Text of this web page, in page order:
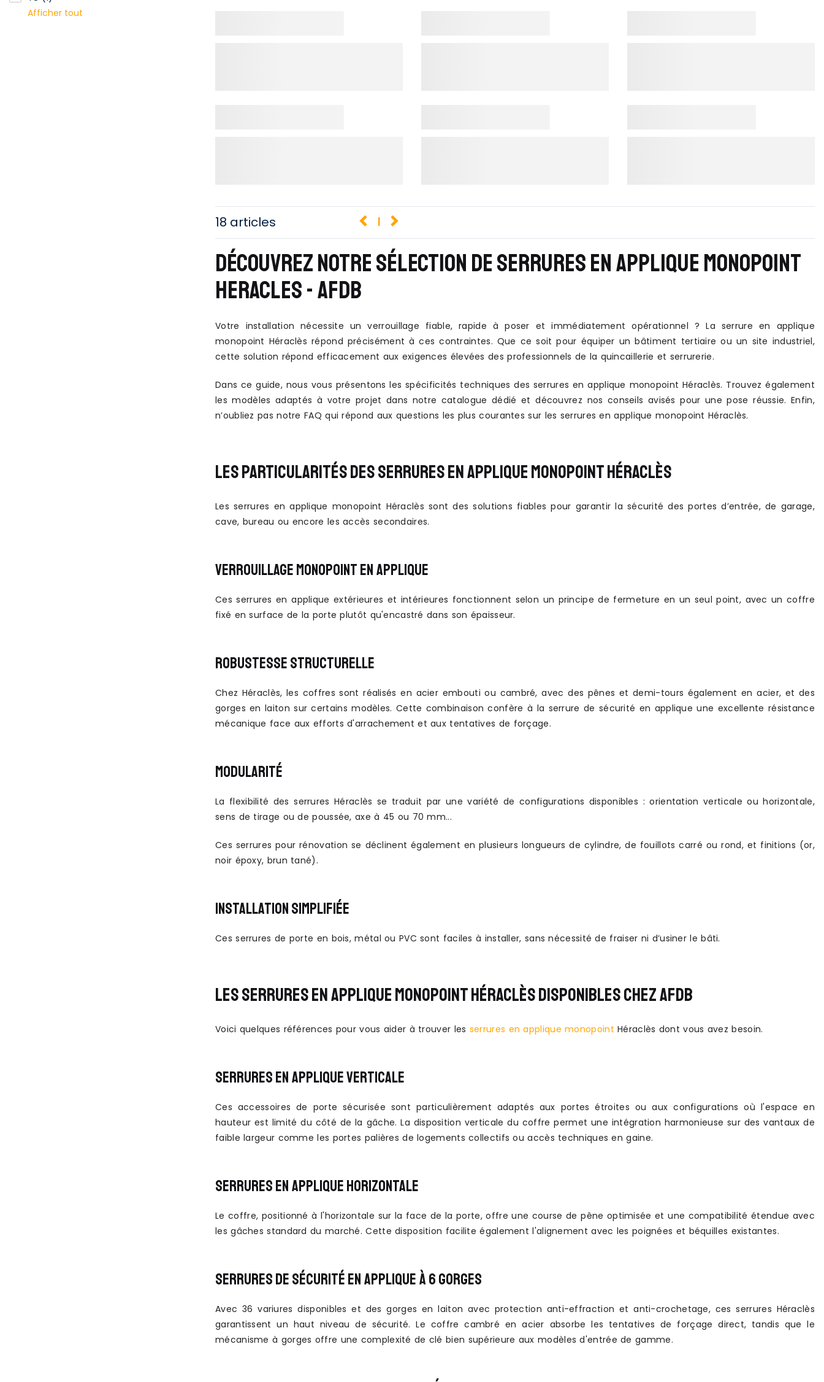
Afficher tout
18 articles 1
DÉCOUVREZ NOTRE SÉLECTION DE SERRURES EN APPLIQUE MONOPOINT
HERACLES - AFDB
Votre installation nécessite un verrouillage fiable, rapide à poser et immédiatement opérationnel ? La serrure en applique
monopoint Héraclès répond précisément à ces contraintes. Que ce soit pour équiper un bâtiment tertiaire ou un site industriel,
cette solution répond efficacement aux exigences élevées des professionnels de la quincaillerie et serrurerie.
Dans ce guide, nous vous présentons les spécificités techniques des serrures en applique monopoint Héraclès. Trouvez également
les modèles adaptés à votre projet dans notre catalogue dédié et découvrez nos conseils avisés pour une pose réussie. Enfin,
n’oubliez pas notre FAQ qui répond aux questions les plus courantes sur les serrures en applique monopoint Héraclès.
LES PARTICULARITÉS DES SERRURES EN APPLIQUE MONOPOINT HÉRACLÈS
Les serrures en applique monopoint Héraclès sont des solutions fiables pour garantir la sécurité des portes d’entrée, de garage,
cave, bureau ou encore les accès secondaires.
VERROUILLAGE MONOPOINT EN APPLIQUE
Ces serrures en applique extérieures et intérieures fonctionnent selon un principe de fermeture en un seul point, avec un coffre
fixé en surface de la porte plutôt qu'encastré dans son épaisseur.
ROBUSTESSE STRUCTURELLE
Chez Héraclès, les coffres sont réalisés en acier embouti ou cambré, avec des pênes et demi-tours également en acier, et des
gorges en laiton sur certains modèles. Cette combinaison confère à la serrure de sécurité en applique une excellente résistance
mécanique face aux efforts d'arrachement et aux tentatives de forçage.
MODULARITÉ
La flexibilité des serrures Héraclès se traduit par une variété de configurations disponibles : orientation verticale ou horizontale,
sens de tirage ou de poussée, axe à 45 ou 70 mm...
Ces serrures pour rénovation se déclinent également en plusieurs longueurs de cylindre, de fouillots carré ou rond, et finitions (or,
noir époxy, brun tané).
INSTALLATION SIMPLIFIÉE
Ces serrures de porte en bois, métal ou PVC sont faciles à installer, sans nécessité de fraiser ni d’usiner le bâti.
LES SERRURES EN APPLIQUE MONOPOINT HÉRACLÈS DISPONIBLES CHEZ AFDB
Voici quelques références pour vous aider à trouver les serrures en applique monopoint Héraclès dont vous avez besoin.
SERRURES EN APPLIQUE VERTICALE
Ces accessoires de porte sécurisée sont particulièrement adaptés aux portes étroites ou aux configurations où l'espace en
hauteur est limité du côté de la gâche. La disposition verticale du coffre permet une intégration harmonieuse sur des vantaux de
faible largeur comme les portes palières de logements collectifs ou accès techniques en gaine.
SERRURES EN APPLIQUE HORIZONTALE
Le coffre, positionné à l'horizontale sur la face de la porte, offre une course de pêne optimisée et une compatibilité étendue avec
les gâches standard du marché. Cette disposition facilite également l'alignement avec les poignées et béquilles existantes.
SERRURES DE SÉCURITÉ EN APPLIQUE À 6 GORGES
Avec 36 variures disponibles et des gorges en laiton avec protection anti-effraction et anti-crochetage, ces serrures Héraclès
garantissent un haut niveau de sécurité. Le coffre cambré en acier absorbe les tentatives de forçage direct, tandis que le
mécanisme à gorges offre une complexité de clé bien supérieure aux modèles d'entrée de gamme.